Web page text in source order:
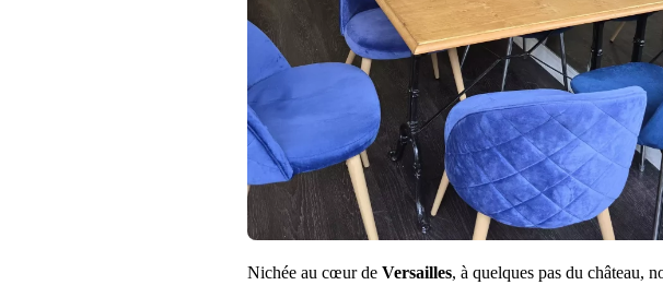
Nichée au cœur de Versailles, à quelques pas du château,